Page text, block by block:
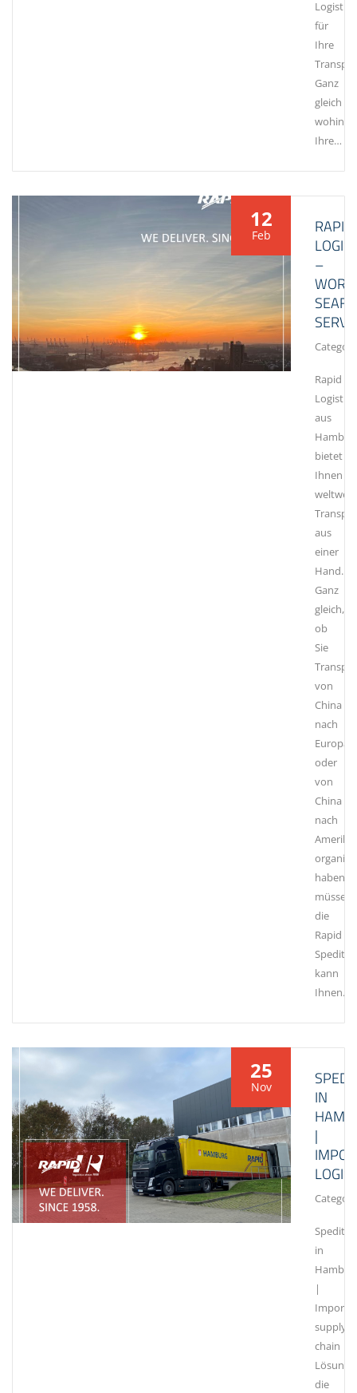
für
Ihre
Ganz
gleich
wohin
Ihre…
12
Feb
RAPID
–
Rapid
Logistics
aus
bietet
Ihnen
aus
einer
Hand.
Ganz
gleich,
ob
Sie
von
China
nach
Europa
oder
von
China
nach
Amerika
haben
müssen,
die
Rapid
kann
Ihnen…
25
Nov
IN
|
in
|
Import
supply
chain
die